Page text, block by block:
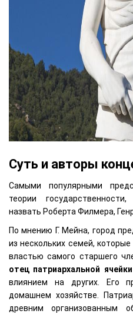
Суть и авторы
Самыми популярными
теории
назвать Роберта Филмера,
По мнению Г. Мейна, город
из нескольких семей,
властью самого старшего
отец патриархальной ячейки
влиянием на других. Его
домашнем хозяйстве.
древним организованным